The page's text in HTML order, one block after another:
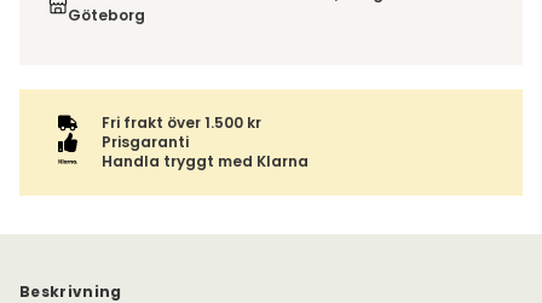
Göteborg
Fri frakt över 1.500 kr
Prisgaranti
Handla tryggt med Klarna
Beskrivning